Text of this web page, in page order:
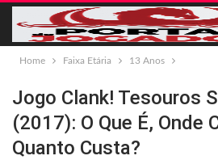
Home Faixa Etária 13 Anos
Jogo Clank! Tesouros
(2017): O Que É, Onde
Quanto Custa?